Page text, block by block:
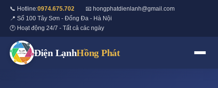
📞 Hotline:0974.675.702
📧 hongphatdienlanh@gmail.com
📍 Số 100 Tây Sơn - Đống Đa - Hà Nội
🕐 Hoạt động 24/7 - Tất cả các ngày
Điện LạnhHồng Phát